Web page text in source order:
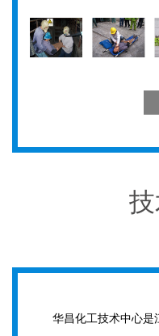
华昌化工技术中心是